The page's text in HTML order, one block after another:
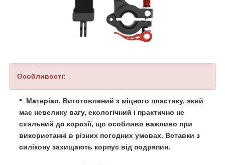
Особливості:
Матеріал. Виготовлений з міцного пластику, який
має невелику вагу, екологічний і практично не
схильний до корозії, що особливо важливо при
використанні в різних погодних умовах. Вставки з
силікону захищають корпус від подряпин.